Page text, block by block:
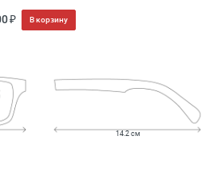
₽ В корзину
14.2 см